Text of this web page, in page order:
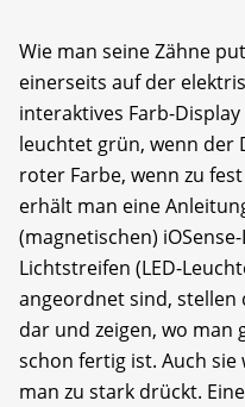
Wie man seine Zähne
einerseits auf der
interaktives Farb-
leuchtet grün, wenn der
roter Farbe, wenn zu
erhält man eine
(magnetischen)
Lichtstreifen (LED-
angeordnet sind,
dar und zeigen, wo man
schon fertig ist. Auch
man zu stark drückt.